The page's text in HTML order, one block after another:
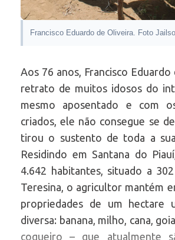
Francisco Eduardo de Oliveira. Foto
Aos 76 anos, Francisco
retrato de muitos idosos do
mesmo aposentado e com
criados, ele não consegue se
tirou o sustento de toda a
Residindo em Santana do
4.642 habitantes, situado a
Teresina, o agricultor mantém
propriedades de um hectare
diversa: banana, milho, cana,
coqueiro – que atualmente